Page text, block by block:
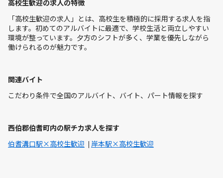
高校生歓迎の求人の特徴
「高校生歓迎の求人」とは、高校生を積極的に採用する求人を指
します。初めてのアルバイトに最適で、学校生活と両立しやすい
環境が整っています。夕方のシフトが多く、学業を優先しながら
働けられるのが魅力です。
関連バイト
こだわり条件で全国のアルバイト、バイト、パート情報を探す
西伯郡伯耆町内の駅チカ求人を探す
伯耆溝口駅×高校生歓迎
岸本駅×高校生歓迎